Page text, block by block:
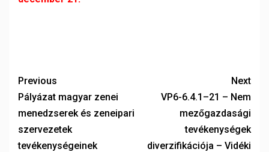
Previous
Pályázat magyar zenei
menedzserek és zeneipari
szervezetek
tevékenységeinek
Next
VP6-6.4.1–21 – Nem
mezőgazdasági
tevékenységek
diverzifikációja – Vidéki